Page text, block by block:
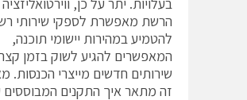
הרשת מאפשרת לספקי שירותי
להטמיע במהירות יישומי תוכנה,
המאפשרים להגיע לשוק בזמן
שירותים חדשים מייצרי הכנסות.
זה מתאר איך התקנים המבוססים